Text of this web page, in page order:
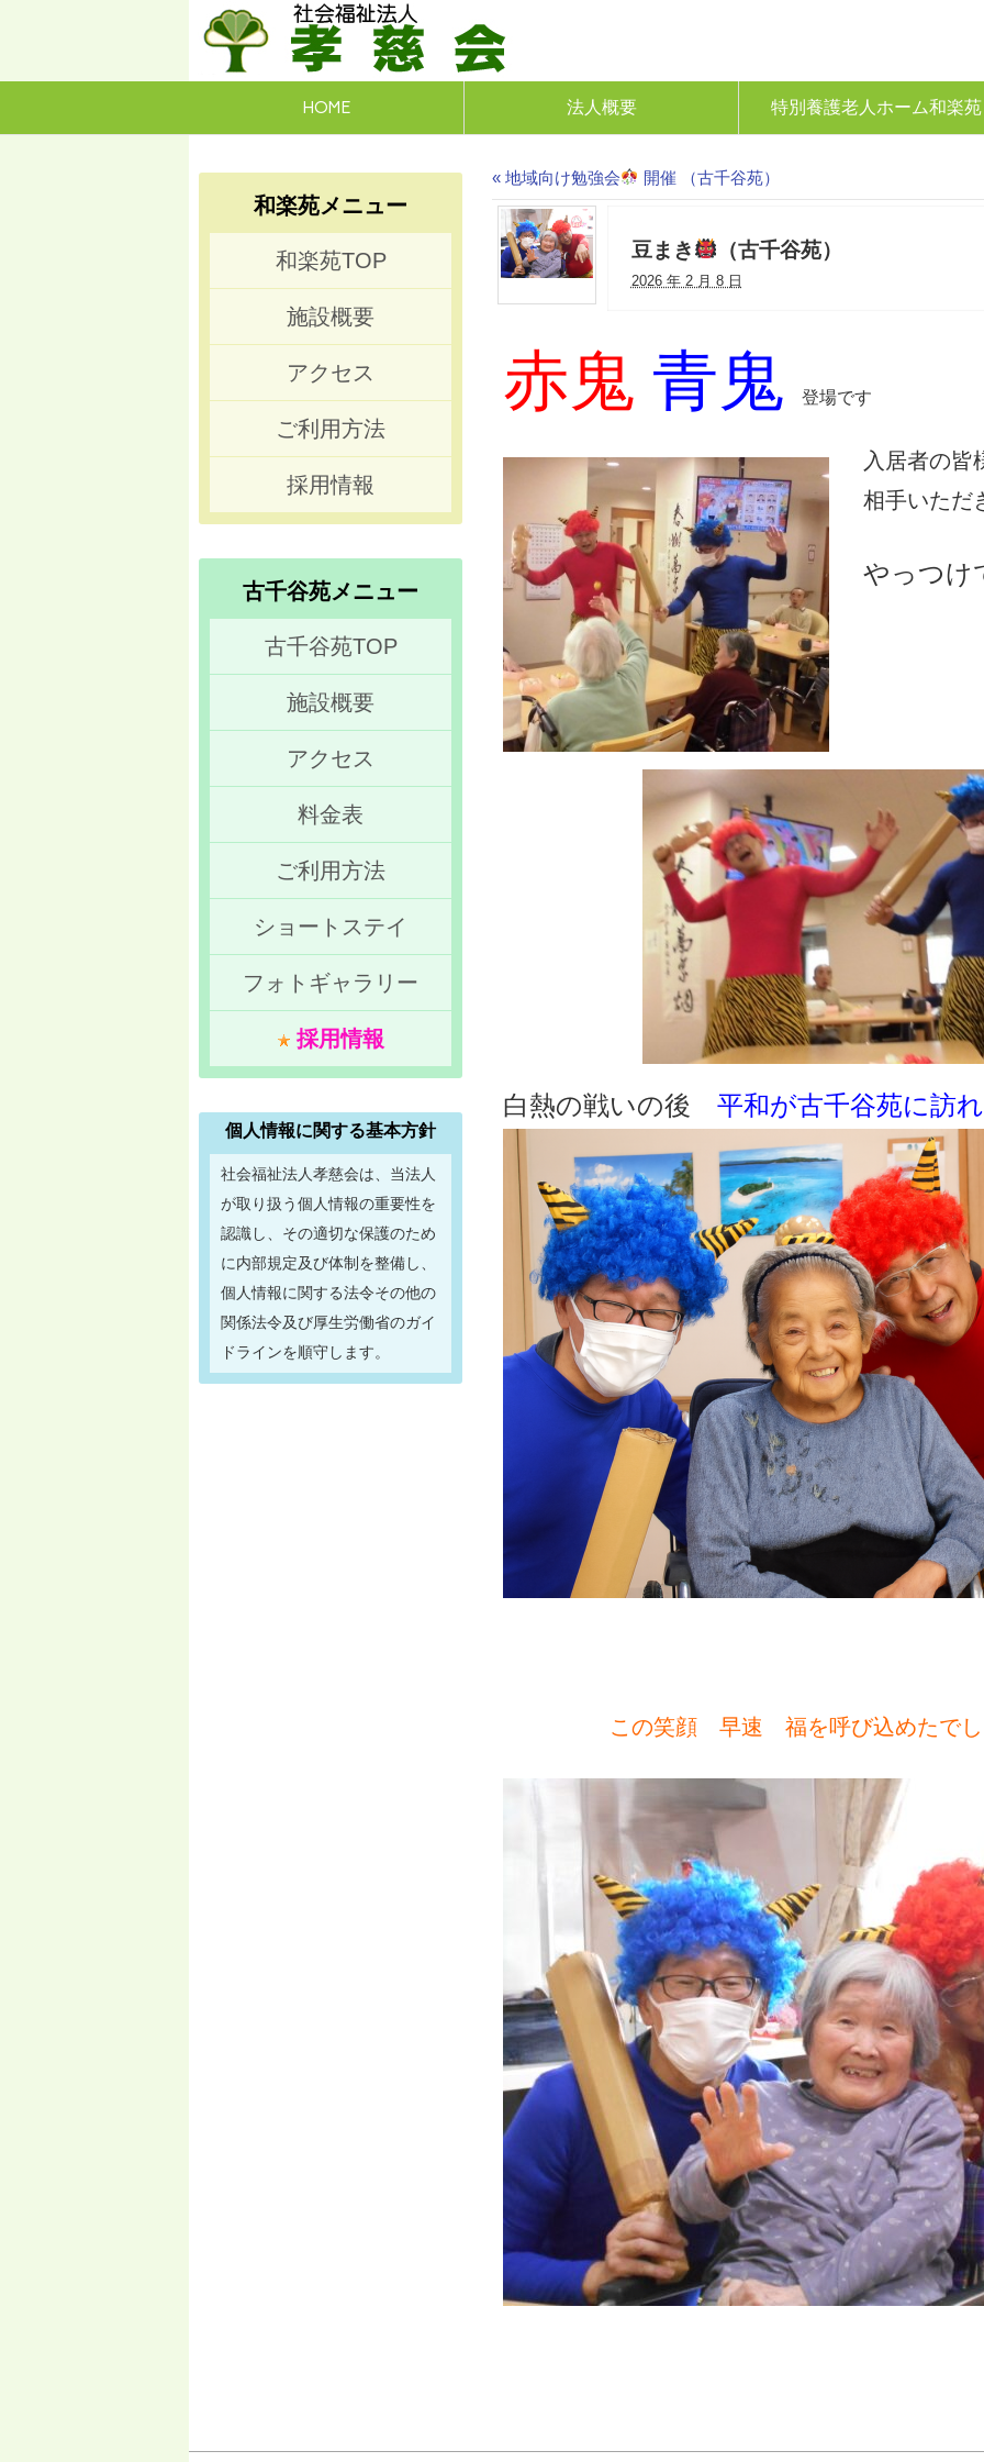
埼玉県川口市と東京都足立区で特別養護老人ホームを運営
社会福祉法人 孝慈会
HOME 法人概要 特別養護老人ホーム和楽苑
«地域向け勉強会 開催 （古千谷苑）
豆まき （古千谷苑）
2026 年 2 月 8 日
赤鬼 青鬼 登場です
入居者の皆
相手いただ
やっつ
白熱の戦いの後 平和が古千谷苑に
この笑顔 早速 福を呼び込めたでし
和楽苑メニュー
和楽苑TOP
施設概要
アクセス
ご利用方法
採用情報
古千谷苑メニュー
古千谷苑TOP
施設概要
アクセス
料金表
ご利用方法
ショートステイ
フォトギャラリー
採用情報
個人情報に関する基本方針
社会福祉法人孝慈会は、当法人
が取り扱う個人情報の重要性を
認識し、その適切な保護のため
に内部規定及び体制を整備し、
個人情報に関する法令その他の
関係法令及び厚生労働省のガイ
ドラインを順守します。